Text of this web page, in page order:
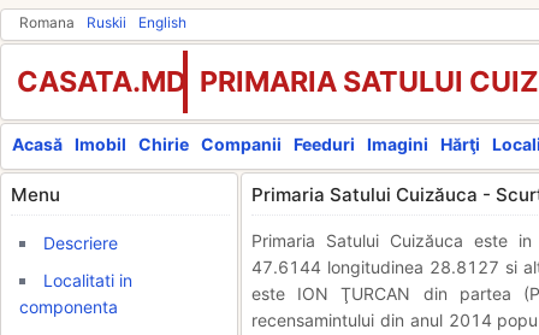
Romana Ruskii English
CASATA.MD PRIMARIA SATULUI
Acasă Imobil Chirie Companii Feeduri Imagini Hărţi
Menu
Descriere
Localitati in
componenta
Primaria Satului Cuizăuca -
Primaria Satului Cuizăuca este
47.6144 longitudinea 28.8127 si
este ION ŢURCAN din partea
recensamintului din anul 2014